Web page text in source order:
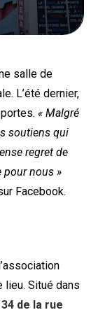
salle de
L’été dernier,
« Malgré
soutiens qui
regret de
pour nous »
Facebook.
lieu. Situé dans
34 de la rue